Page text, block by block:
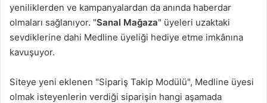
yeniliklerden ve kampanyalardan da anında haberdar
olmaları sağlanıyor. "Sanal Mağaza" üyeleri uzaktaki
sevdiklerine dahi Medline üyeliği hediye etme imkânına
kavuşuyor.
Siteye yeni eklenen "Sipariş Takip Modülü", Medline üyesi
olmak isteyenlerin verdiği siparişin hangi aşamada